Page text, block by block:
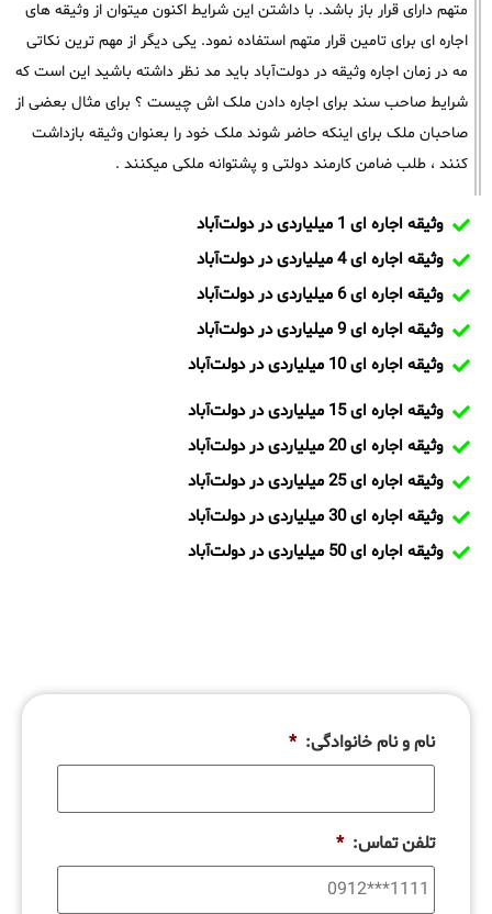
متهم دارای قرار باز باشد. با داشتن این شرایط اکنون میتوان از وثیقه های
اجاره ای برای تامین قرار متهم استفاده نمود. یکی دیگر از مهم ترین نکاتی
مه در زمان اجاره وثیقه در دولت‌آباد باید مد نظر داشته باشید این است که
شرایط صاحب سند برای اجاره دادن ملک اش چیست ؟ برای مثال بعضی از
صاحبان ملک برای اینکه حاضر شوند ملک خود را بعنوان وثیقه بازداشت
کنند ، طلب ضامن کارمند دولتی و پشتوانه ملکی میکنند .
وثیقه اجاره ای 1 میلیاردی در دولت‌آباد
وثیقه اجاره ای 4 میلیاردی در دولت‌آباد
وثیقه اجاره ای 6 میلیاردی در دولت‌آباد
وثیقه اجاره ای 9 میلیاردی در دولت‌آباد
وثیقه اجاره ای 10 میلیاردی در دولت‌آباد
وثیقه اجاره ای 15 میلیاردی در دولت‌آباد
وثیقه اجاره ای 20 میلیاردی در دولت‌آباد
وثیقه اجاره ای 25 میلیاردی در دولت‌آباد
وثیقه اجاره ای 30 میلیاردی در دولت‌آباد
وثیقه اجاره ای 50 میلیاردی در دولت‌آباد
نام و نام خانوادگی: *
تلفن تماس: *